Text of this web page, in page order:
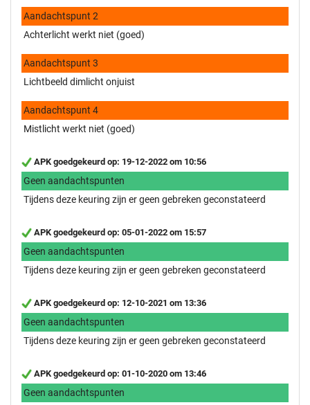
Aandachtspunt 2
Achterlicht werkt niet (goed)
Aandachtspunt 3
Lichtbeeld dimlicht onjuist
Aandachtspunt 4
Mistlicht werkt niet (goed)
APK goedgekeurd op: 19-12-2022 om 10:56
Geen aandachtspunten
Tijdens deze keuring zijn er geen gebreken geconstateerd
APK goedgekeurd op: 05-01-2022 om 15:57
Geen aandachtspunten
Tijdens deze keuring zijn er geen gebreken geconstateerd
APK goedgekeurd op: 12-10-2021 om 13:36
Geen aandachtspunten
Tijdens deze keuring zijn er geen gebreken geconstateerd
APK goedgekeurd op: 01-10-2020 om 13:46
Geen aandachtspunten